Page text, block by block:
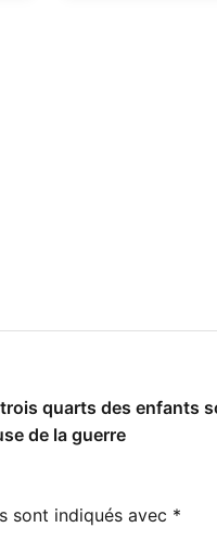
quarts des enfants
de la guerre
sont indiqués avec *